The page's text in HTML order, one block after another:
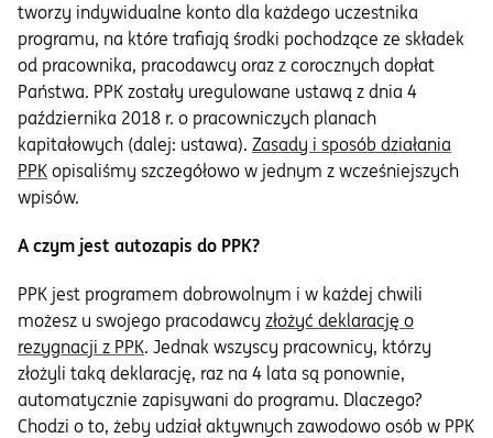
tworzy indywidualne konto dla każdego uczestnika
programu, na które trafiają środki pochodzące ze składek
od pracownika, pracodawcy oraz z corocznych dopłat
Państwa. PPK zostały uregulowane ustawą z dnia 4
października 2018 r. o pracowniczych planach
kapitałowych (dalej: ustawa). Zasady i sposób działania
PPK opisaliśmy szczegółowo w jednym z wcześniejszych
wpisów.
A czym jest autozapis do PPK?
PPK jest programem dobrowolnym i w każdej chwili
możesz u swojego pracodawcy złożyć deklarację o
rezygnacji z PPK. Jednak wszyscy pracownicy, którzy
złożyli taką deklarację, raz na 4 lata są ponownie,
automatycznie zapisywani do programu. Dlaczego?
Chodzi o to, żeby udział aktywnych zawodowo osób w PPK